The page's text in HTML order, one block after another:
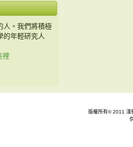
人。我們將積極
的年輕研究人
裡
版權所有© 2011 淺